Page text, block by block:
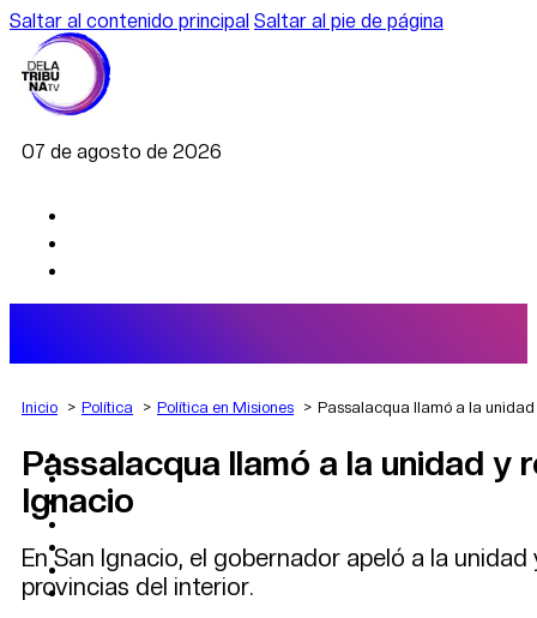
Saltar al contenido principal Saltar al pie de página
07 de agosto de 2026
AGRO
DEPORTES
ECONOMÍA
CAMBIO CLIMÁTICO
DATA FIRME
DE LA TRIBUNA TV
Inicio Política Política en Misiones Passalacqua llamó a la
Passalacqua llamó a la unidad
Ignacio
En San Ignacio, el gobernador apeló a la
provincias del interior.